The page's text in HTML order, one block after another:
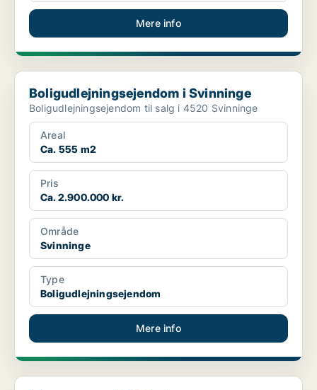
Mere info
Boligudlejningsejendom i Svinninge
Boligudlejningsejendom i Svinninge
Boligudlejningsejendom til salg i 4520 Svinninge
Areal
Ca. 555 m2
Pris
Ca. 2.900.000 kr.
Område
Svinninge
Type
Boligudlejningsejendom
Mere info
Erhvervsgrund i Svinninge